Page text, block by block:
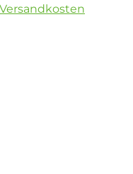
Versandkosten